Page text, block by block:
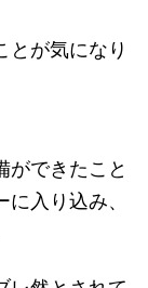
とが気になり
ができたこと
入り込み、